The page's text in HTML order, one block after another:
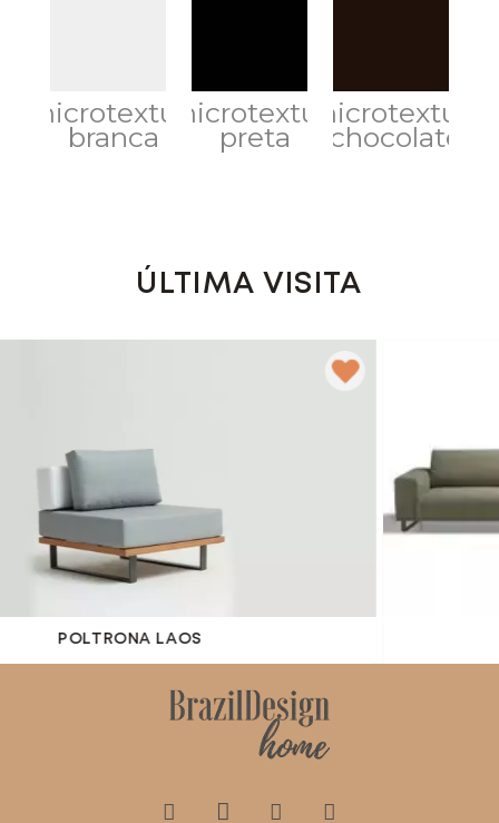
microtextura
branca
microtextura
preta
microtextura
chocolate
ÚLTIMA VISITA
POLTRONA LAOS